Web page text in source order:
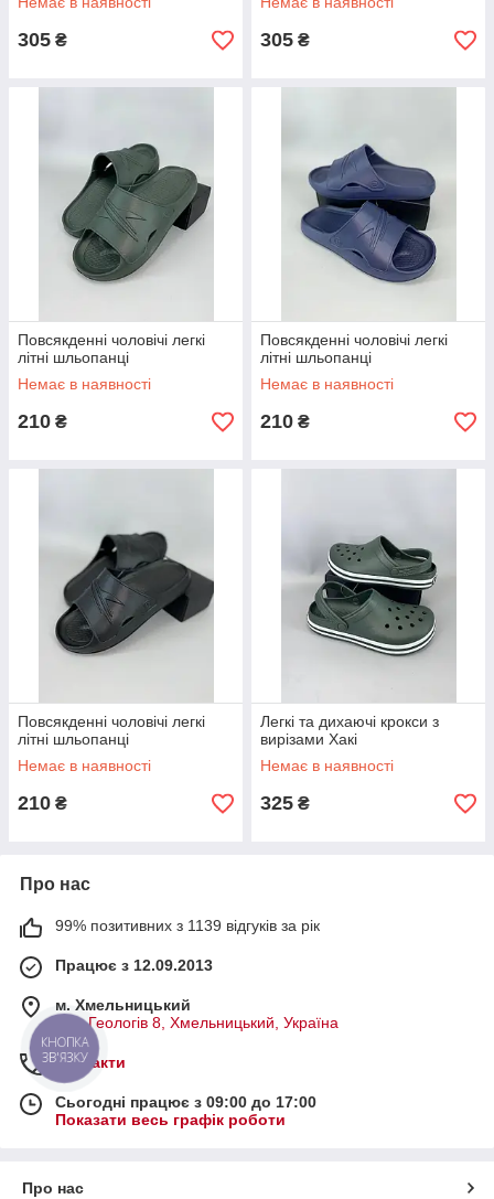
305 ₴ 305 ₴
Повсякденні чоловічі легкі
літні шльопанці
Немає в наявності
210 ₴
Повсякденні чоловічі легкі
літні шльопанці
Немає в наявності
210 ₴
Повсякденні чоловічі легкі
літні шльопанці
Немає в наявності
210 ₴
Легкі та дихаючі крокси з
вирізами Хакі
Немає в наявності
325 ₴
Про нас
99% позитивних з 1139 відгуків за рік
Працює з 12.09.2013
м. Хмельницький
вул. Геологів 8, Хмельницький, Україна
Контакти
Сьогодні працює з 09:00 до 17:00
Показати весь графік роботи
Про нас
КНОПКА
ЗВ'ЯЗКУ